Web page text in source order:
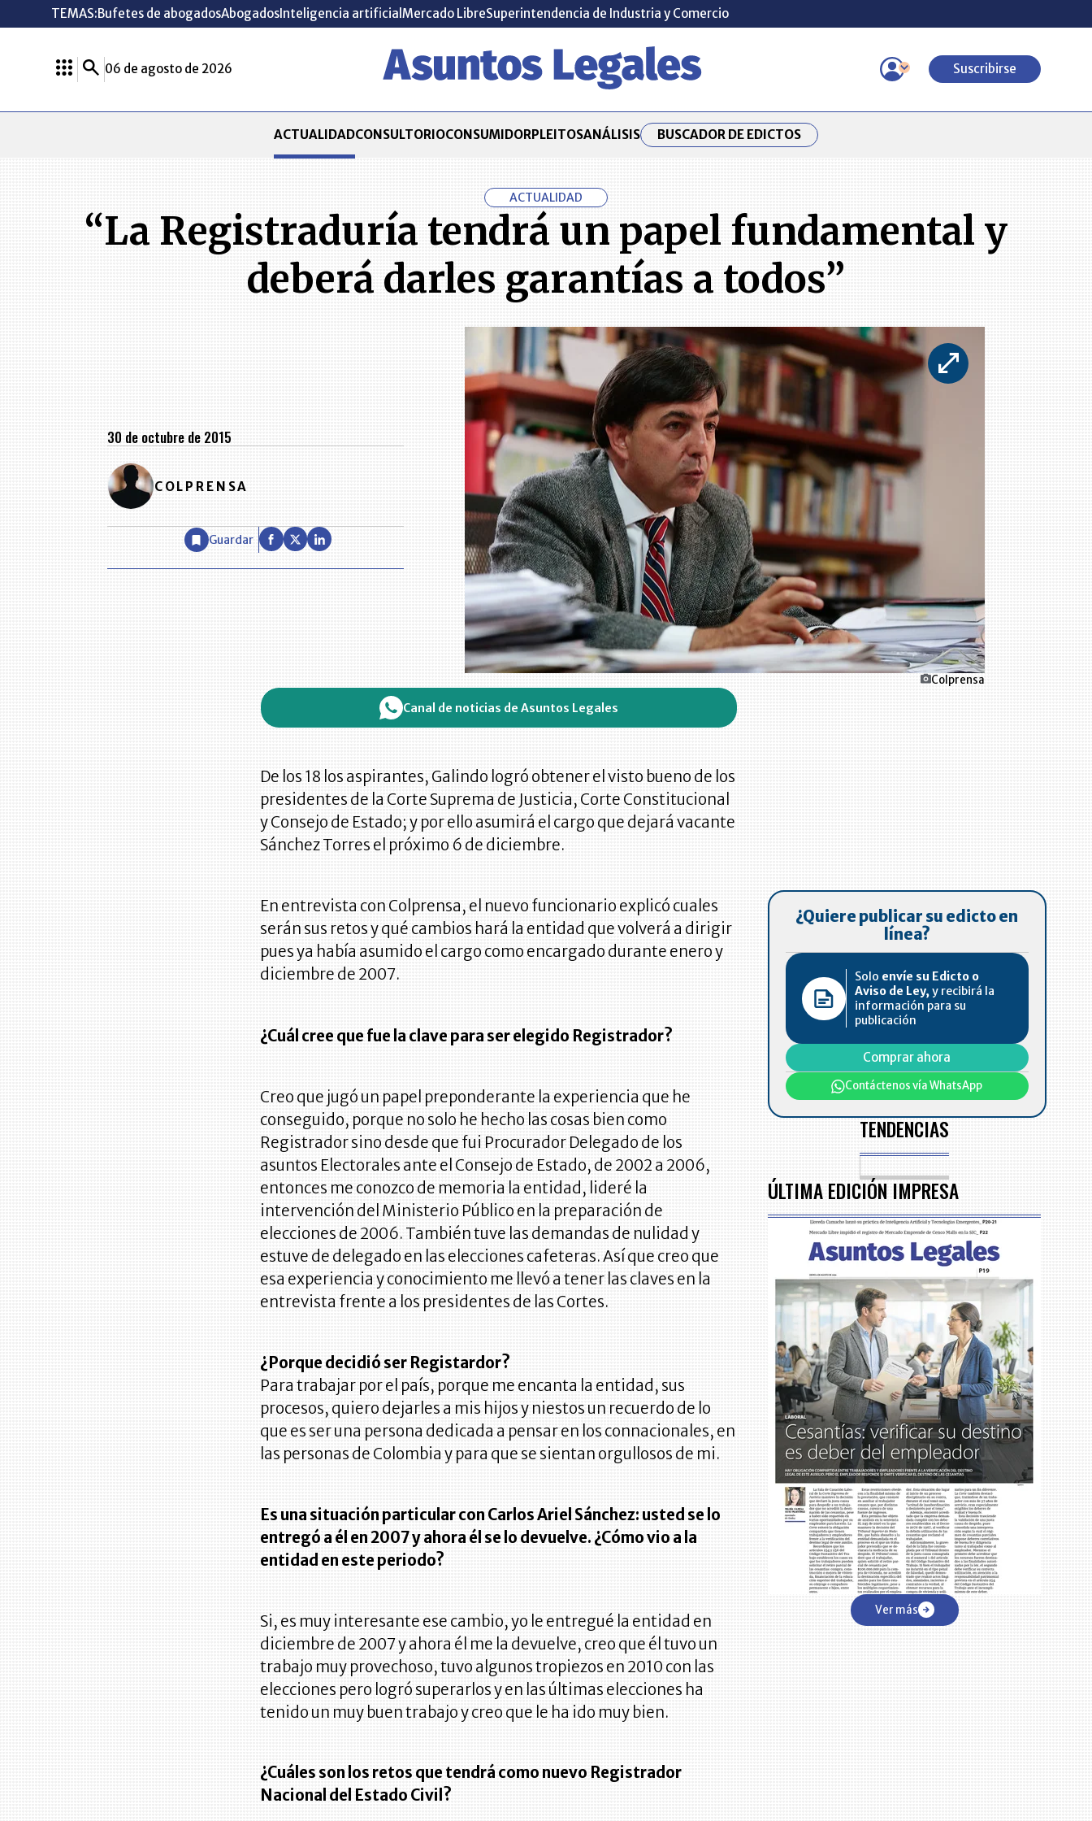
TEMAS:Bufetes de abogadosAbogadosInteligencia artificial Mercado LibreSuperintendencia de Industria y Comercio
06 de agosto de 2026 Suscribirse
ACTUALIDADCONSULTORIOCONSUMIDORPLEITOSANÁLISIS BUSCADOR DE EDICTOS
ACTUALIDAD
“La Registraduría tendrá un papel fundamental y
deberá darles garantías a todos”
30 de octubre de 2015
COLPRENSA
Guardar
Colprensa
Canal de noticias de Asuntos Legales
De los 18 los aspirantes, Galindo logró obtener el visto bueno de los
presidentes de la Corte Suprema de Justicia, Corte Constitucional
y Consejo de Estado; y por ello asumirá el cargo que dejará vacante
Sánchez Torres el próximo 6 de diciembre.
En entrevista con Colprensa, el nuevo funcionario explicó cuales
serán sus retos y qué cambios hará la entidad que volverá a dirigir
pues ya había asumido el cargo como encargado durante enero y
diciembre de 2007.
¿Cuál cree que fue la clave para ser elegido Registrador?
Creo que jugó un papel preponderante la experiencia que he
conseguido, porque no solo he hecho las cosas bien como
Registrador sino desde que fui Procurador Delegado de los
asuntos Electorales ante el Consejo de Estado, de 2002 a 2006,
entonces me conozco de memoria la entidad, lideré la
intervención del Ministerio Público en la preparación de
elecciones de 2006. También tuve las demandas de nulidad y
estuve de delegado en las elecciones cafeteras. Así que creo que
esa experiencia y conocimiento me llevó a tener las claves en la
entrevista frente a los presidentes de las Cortes.
¿Porque decidió ser Registardor?
Para trabajar por el país, porque me encanta la entidad, sus
procesos, quiero dejarles a mis hijos y niestos un recuerdo de lo
que es ser una persona dedicada a pensar en los connacionales, en
las personas de Colombia y para que se sientan orgullosos de mi.
Es una situación particular con Carlos Ariel Sánchez: usted se lo
entregó a él en 2007 y ahora él se lo devuelve. ¿Cómo vio a la
entidad en este periodo?
Si, es muy interesante ese cambio, yo le entregué la entidad en
diciembre de 2007 y ahora él me la devuelve, creo que él tuvo un
trabajo muy provechoso, tuvo algunos tropiezos en 2010 con las
elecciones pero logró superarlos y en las últimas elecciones ha
tenido un muy buen trabajo y creo que le ha ido muy bien.
¿Cuáles son los retos que tendrá como nuevo Registrador
Nacional del Estado Civil?
¿Quiere publicar su edicto en
línea?
Solo envíe su Edicto o
Aviso de Ley, y recibirá la
información para su
publicación
Comprar ahora
Contáctenos vía WhatsApp
TENDENCIAS
ÚLTIMA EDICIÓN IMPRESA
Ver más